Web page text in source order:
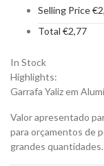
Selling Price€
Total €2,77
In Stock
Highlights:
Garrafa Yaliz em
Valor apresentado
para orçamentos de
grandes quantidades.